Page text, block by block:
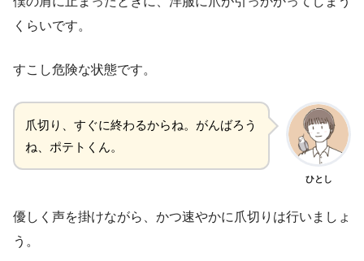
くらいです。
すこし危険な状態です。
爪切り、すぐに終わるからね。がんばろう
ね、ポテトくん。
ひとし
優しく声を掛けながら、かつ速やかに爪切りは行いましょ
う。